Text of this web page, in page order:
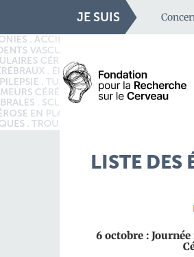
JE SUIS
LISTE DES
6 octobre :